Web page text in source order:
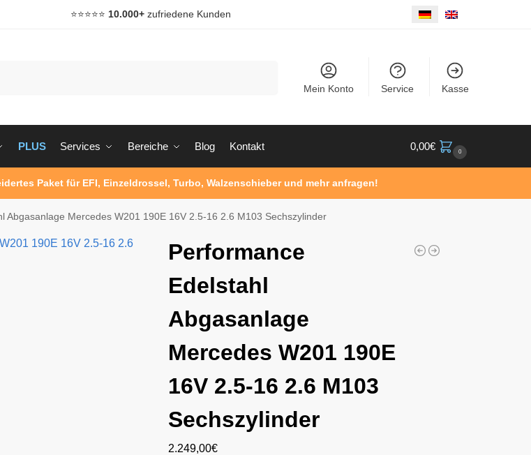
⭐️⭐️⭐️⭐️⭐️ 10.000+ zufriedene Kunden
Mein Konto Service Kasse
PLUS Services Bereiche Blog Kontakt 0,00€ 0
Paket für EFI, Einzeldrossel, Turbo, Walzenschieber und mehr anfragen!
Abgasanlage Mercedes W201 190E 16V 2.5-16 2.6 M103 Sechszylinder
Performance
Edelstahl
Abgasanlage
Mercedes W201 190E
16V 2.5-16 2.6 M103
Sechszylinder
2.249,00€